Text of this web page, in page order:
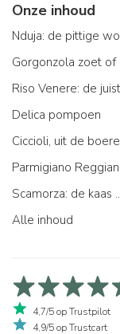
Onze inhoud
Nduja: de pittige
Gorgonzola zoet of
Riso Venere: de
Delica pompoen
Ciccioli, uit de
Parmigiano
Scamorza: de kaas
Alle inhoud
4,7/5 op Trustpilot
4,9/5 op Trustcart